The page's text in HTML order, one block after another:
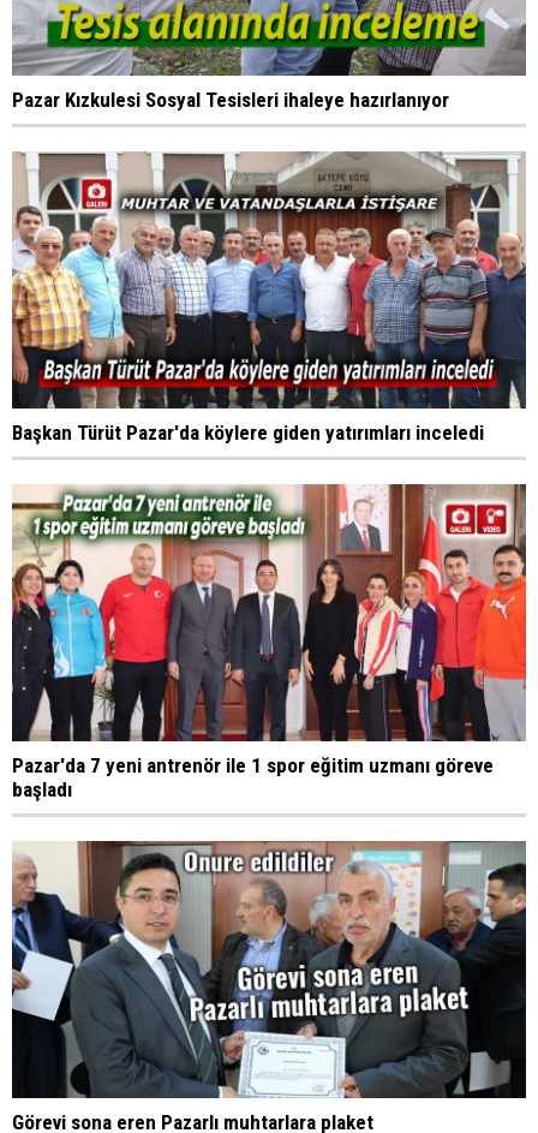
Pazar Kızkulesi Sosyal Tesisleri ihaleye hazırlanıyor
Başkan Türüt Pazar'da köylere giden yatırımları inceledi
Pazar'da 7 yeni antrenör ile 1 spor eğitim uzmanı göreve
başladı
Görevi sona eren Pazarlı muhtarlara plaket